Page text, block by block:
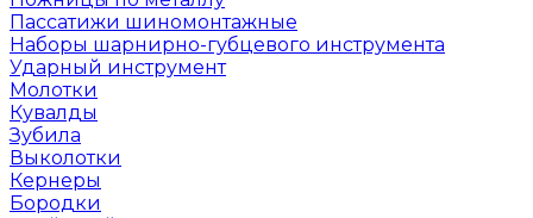
Пассатижи шиномонтажные
Наборы шарнирно-губцевого инструмента
Ударный инструмент
Молотки
Кувалды
Зубила
Выколотки
Кернеры
Бородки